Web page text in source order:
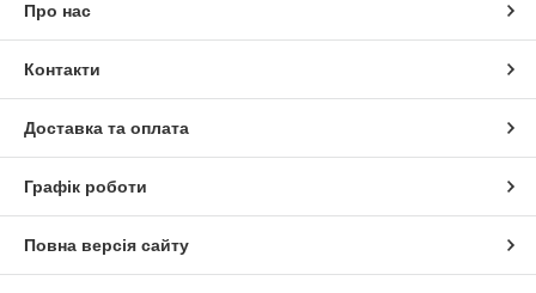
Про нас
Контакти
Доставка та оплата
Графік роботи
Повна версія сайту